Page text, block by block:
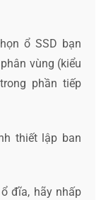
ổ SSD bạn
vùng (kiểu
phần tiếp
thiết lập ban
đĩa, hãy nhấp